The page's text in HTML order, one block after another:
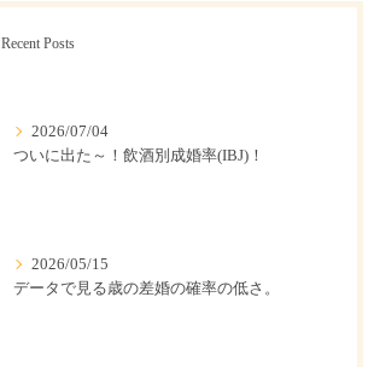
Recent Posts
2026/07/04
ついに出た～！飲酒別成婚率(IBJ)！
2026/05/15
データで見る歳の差婚の確率の低さ。